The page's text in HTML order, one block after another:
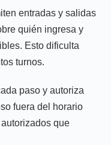
entradas y salidas
quién ingresa y
Esto dificulta
turnos.
paso y autoriza
fuera del horario
que